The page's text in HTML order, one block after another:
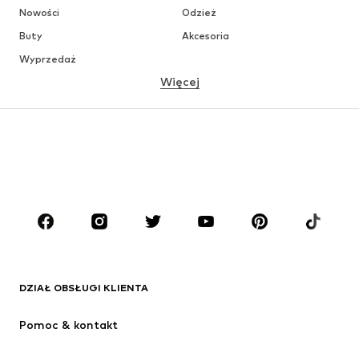
Nowości
Odzież
Buty
Akcesoria
Wyprzedaż
MARKI
Next
SUPERFIT
Więcej
DZIAŁ OBSŁUGI KLIENTA
Pomoc & kontakt